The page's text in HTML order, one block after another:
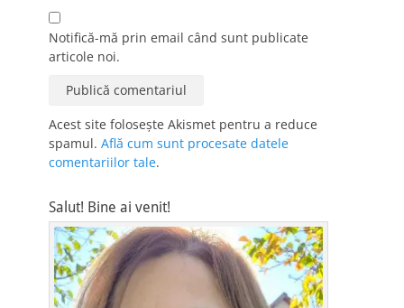
Notifică-mă prin email când sunt publicate
articole noi.
Acest site folosește Akismet pentru a reduce
spamul. Află cum sunt procesate datele
comentariilor tale.
Salut! Bine ai venit!